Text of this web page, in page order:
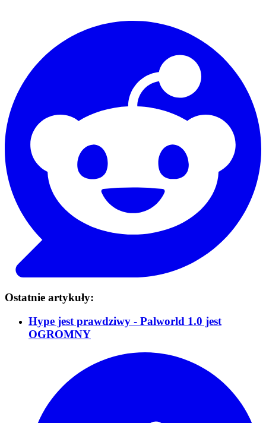
Ostatnie artykuły:
Hype jest prawdziwy - Palworld 1.0 jest
OGROMNY